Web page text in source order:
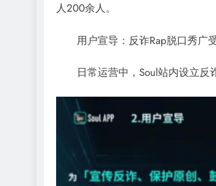
人200余人。
用户宣导：反诈Rap脱口秀广
日常运营中，Soul站内设立反